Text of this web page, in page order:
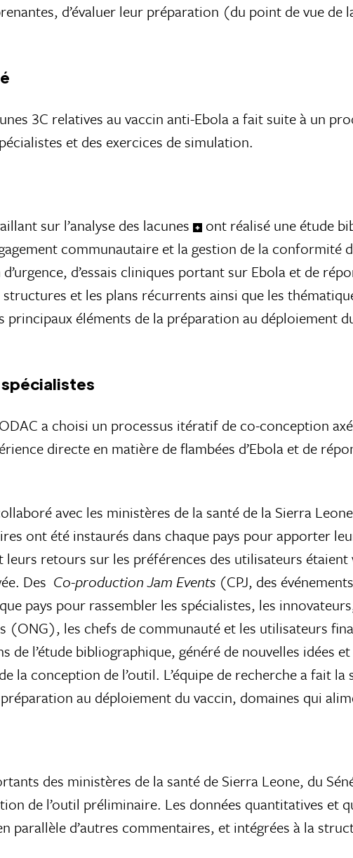
d’évaluer leur préparation (du point de vue
3C relatives au vaccin anti-Ebola a fait suite à un
et des exercices de simulation.
sur l’analyse des lacunes
ont réalisé une étude
communautaire et la gestion de la conformité
d’essais cliniques portant sur Ebola et de
et les plans récurrents ainsi que les
principaux éléments de la préparation au déploiement
a choisi un processus itératif de co-conception
directe en matière de flambées d’Ebola et de
avec les ministères de la santé de la Sierra
ont été instaurés dans chaque pays pour apporter
retours sur les préférences des utilisateurs
Des Co-production Jam Events (CPJ, des
pays pour rassembler les spécialistes, les
(ONG), les chefs de communauté et les utilisateurs
de l’étude bibliographique, généré de nouvelles idées
la conception de l’outil. L’équipe de recherche a fait
au déploiement du vaccin, domaines qui
des ministères de la santé de Sierra Leone, du
de l’outil préliminaire. Les données quantitatives et
parallèle d’autres commentaires, et intégrées à la